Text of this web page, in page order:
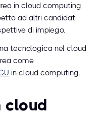
in cloud computing
ad altri candidati
di impiego.
tecnologica nel cloud
come
in cloud computing.
cloud